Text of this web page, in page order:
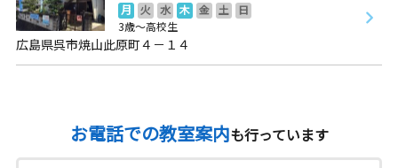
月 火 水 木 金 土
日
3歳～高校生
広島県呉市焼山此原町４－１４
お電話での教室案内も行っています